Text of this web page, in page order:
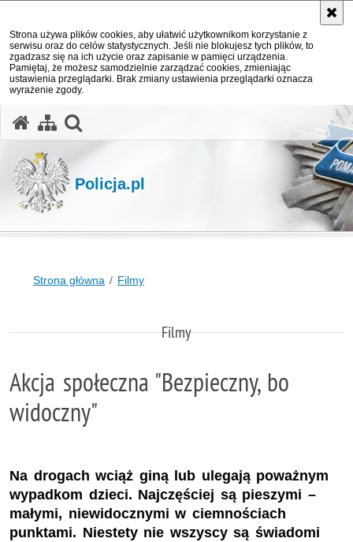
Strona używa plików cookies, aby ułatwić użytkownikom korzystanie z
serwisu oraz do celów statystycznych. Jeśli nie blokujesz tych plików, to
zgadzasz się na ich użycie oraz zapisanie w pamięci urządzenia.
Pamiętaj, że możesz samodzielnie zarządzać cookies, zmieniając
ustawienia przeglądarki. Brak zmiany ustawienia przeglądarki oznacza
wyrażenie zgody.
Policja.pl
Strona główna Filmy
Filmy
Akcja społeczna "Bezpieczny, bo
widoczny"
Na drogach wciąż giną lub ulegają poważnym
wypadkom dzieci. Najczęściej są pieszymi –
małymi, niewidocznymi w ciemnościach
punktami. Niestety nie wszyscy są świadomi